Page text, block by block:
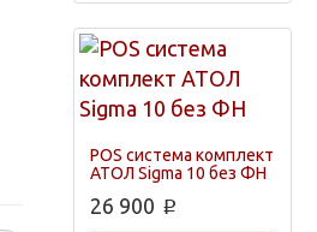
POS система комплект
АТОЛ Sigma 10 без ФН
26 900 p